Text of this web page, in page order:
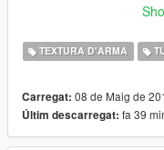
@EMRE GÖRKAN
-------------------------- iyi
TEXTURA D'ARMA
Carregat: 08 de Maig de
Últim descarregat: fa 39